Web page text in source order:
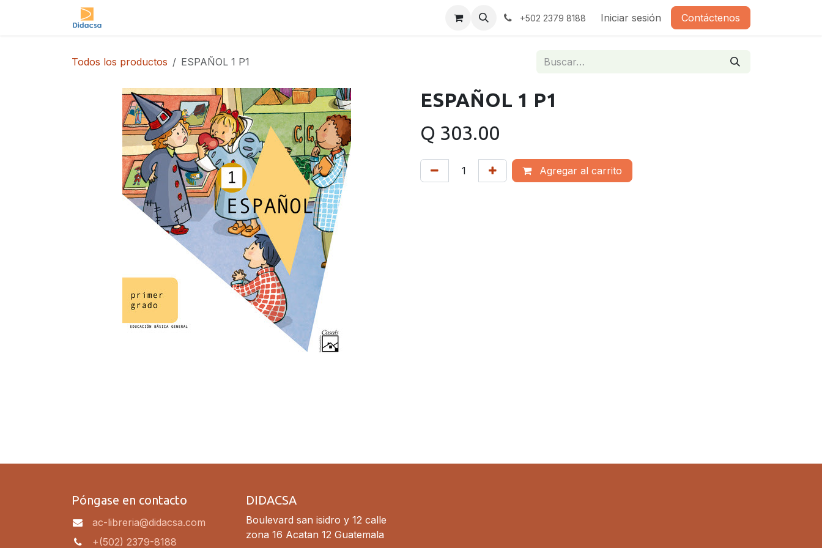
+502 2379 8188 Iniciar sesión Contáctenos
Todos los productos ESPAÑOL 1 P1
ESPAÑOL 1 P1
Q 303.00
Agregar al carrito
Póngase en contacto
ac-libreria@didacsa.com
+(502) 2379-8188
DIDACSA
Boulevard san isidro y 12 calle
zona 16 Acatan 12 Guatemala